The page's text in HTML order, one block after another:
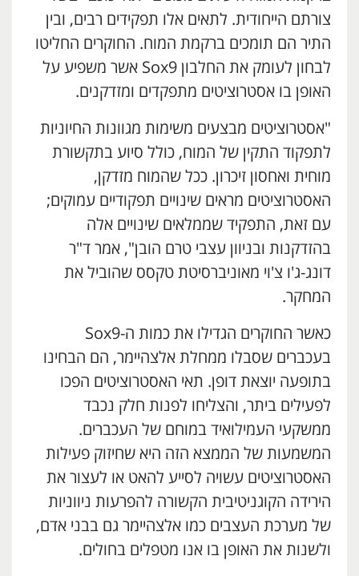
צורתם הייחודית. לתאים אלו תפקידים רבים, ובין
התיר הם תומכים ברקמת המוח. החוקרים החליטו
לבחון לעומק את החלבון Sox9 אשר משפיע על
האופן בו אסטרוציטים מתפקדים ומזדקנים.
"אסטרוציטים מבצעים משימות מגוונות החיוניות
לתפקוד התקין של המוח, כולל סיוע בתקשורת
מוחית ואחסון זיכרון. ככל שהמוח מזדקן,
האסטרוציטים מראים שינויים תפקודיים עמוקים;
עם זאת, התפקיד שממלאים שינויים אלה
בהזדקנות ובניוון עצבי טרם הובן", אמר ד"ר
דונג-ג'ו צ'וי מאוניברסיטת טקסס שהוביל את
המחקר.
כאשר החוקרים הגדילו את כמות ה-Sox9
בעכברים שסבלו ממחלת אלצהיימר, הם הבחינו
בתופעה יוצאת דופן. תאי האסטרוציטים הפכו
לפעילים ביתר, והצליחו לפנות חלק נכבד
ממשקעי העמילואיד במוחם של העכברים.
המשמעות של הממצא הזה היא שחיזוק פעילות
האסטרוציטים עשויה לסייע להאט או לעצור את
הירידה הקוגניטיבית הקשורה להפרעות ניווניות
של מערכת העצבים כמו אלצהיימר גם בבני אדם,
ולשנות את האופן בו אנו מטפלים בחולים.